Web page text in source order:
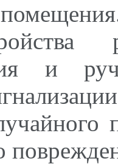
и